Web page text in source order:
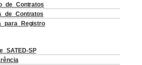
de Contratos
de Contratos
para Registro
SATED-SP